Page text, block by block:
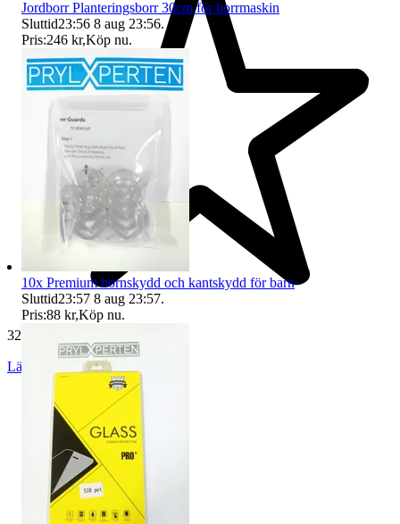
32 505 omdömen
Läs omdömen Följ
Jordborr Planteringsborr 30cm för borrmaskin
Sluttid23:56 8 aug 23:56.
Pris:246 kr,Köp nu.
10x Premium hörnskydd och kantskydd för barn
Sluttid23:57 8 aug 23:57.
Pris:88 kr,Köp nu.